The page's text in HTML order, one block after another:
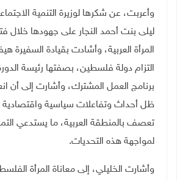
وأعربت، عن شكرها لوزيرة التنمية
ليلى بنت أحمد النجار على جهودها خلال
المرأة العربية، وأشادت بقيادة السفيرة
التزام دولة فلسطين، بصفتها رئيسة الدورة
برنامج العمل المشترك، وأشارت إلى أن
ظل أحداث وتفاعلات سياسية واقتصادية
تعصف بالمنطقة العربية، ما يستدعي
لمواجهة هذه التحديات.
وأشارت الخليلي، إلى معاناة المرأة